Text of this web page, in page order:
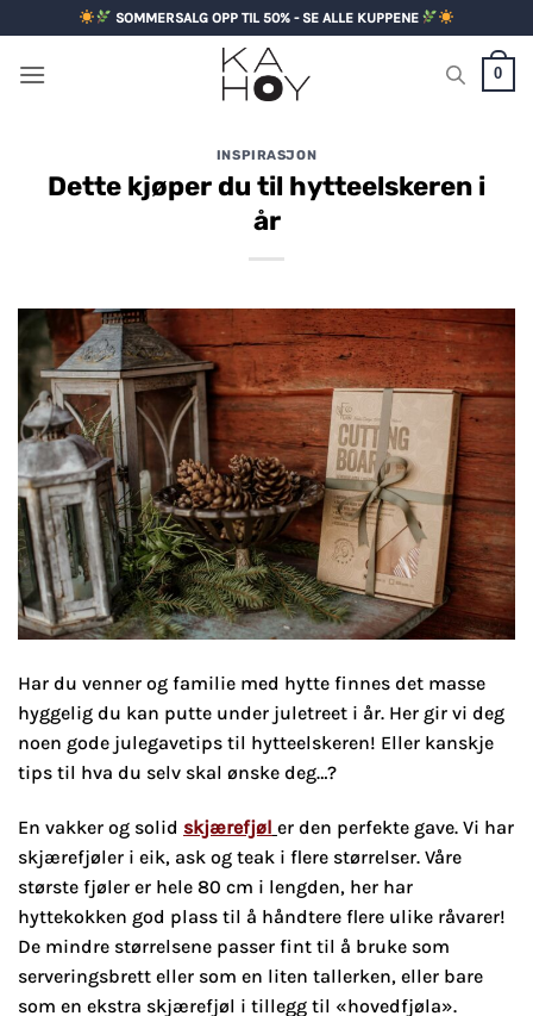
to
content
SOMMERSALG OPP TIL 50% - SE ALLE KUPPENE
0
INSPIRASJON
Dette kjøper du til hytteelskeren i
år
Har du venner og familie med hytte finnes det masse
hyggelig du kan putte under juletreet i år. Her gir vi deg
noen gode julegavetips til hytteelskeren! Eller kanskje
tips til hva du selv skal ønske deg…?
En vakker og solid skjærefjøl er den perfekte gave. Vi har
skjærefjøler i eik, ask og teak i flere størrelser. Våre
største fjøler er hele 80 cm i lengden, her har
hyttekokken god plass til å håndtere flere ulike råvarer!
De mindre størrelsene passer fint til å bruke som
serveringsbrett eller som en liten tallerken, eller bare
som en ekstra skjærefjøl i tillegg til «hovedfjøla».